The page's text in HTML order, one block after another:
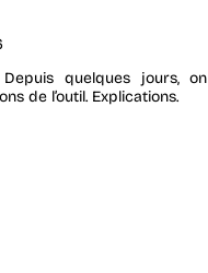
quelques jours, on
de l’outil. Explications.